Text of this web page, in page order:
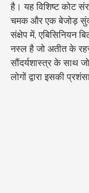
है। यह विशिष्ट कोट
चमक और एक बेजोड़
संक्षेप में, एबिसिनियन
नस्ल है जो अतीत के
सौंदर्यशास्त्र के साथ
लोगों द्वारा इसकी